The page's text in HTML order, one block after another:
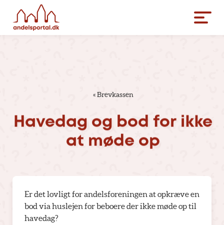
«Brevkassen
Havedag og bod for ikke
at møde op
Er det lovligt for andelsforeningen at opkræve en
bod via huslejen for beboere der ikke møde op til
havedag?